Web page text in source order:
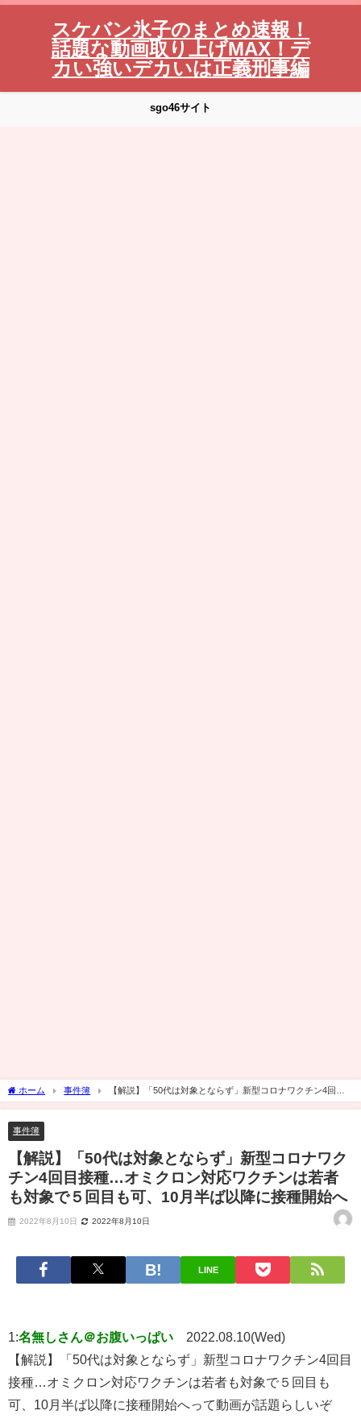
スケバン氷子のまとめ速報！
話題な動画取り上げMAX！デ
カい強いデカいは正義刑事編
sgo46サイト
ホーム 事件簿
【解説】「50代は対象とならず」新型コロナワクチン4回目
接種…オミクロン対応ワクチンは若者も対象で５回目も可、10月半ば以降に接種開始
事件簿
【解説】「50代は対象とならず」新型コロナワク
チン4回目接種…オミクロン対応ワクチンは若者
も対象で５回目も可、10月半ば以降に接種開始へ
2022年8月10日 2022年8月10日
LINE
1:名無しさん＠お腹いっぱい
2022.08.10(Wed)
【解説】「50代は対象とならず」新型コロナワクチン4回目
接種…オミクロン対応ワクチンは若者も対象で５回目も
可、10月半ば以降に接種開始へって動画が話題らしいぞ